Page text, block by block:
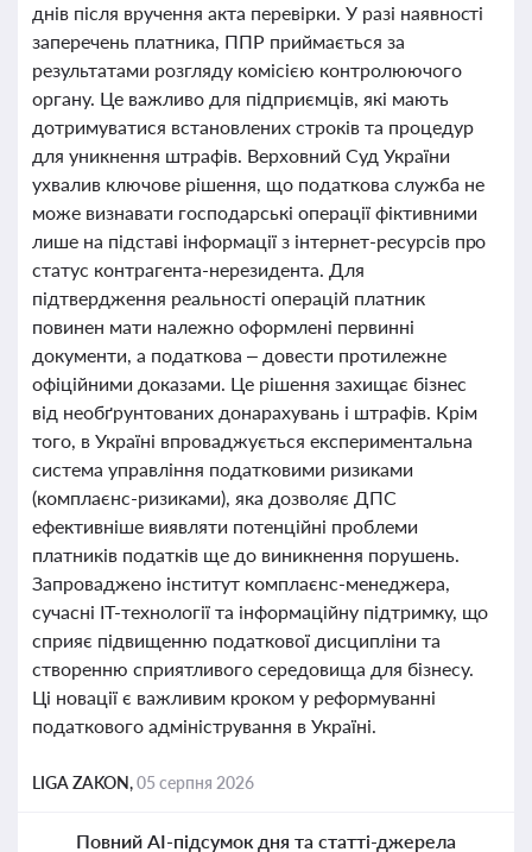
днів після вручення акта перевірки. У разі наявності
заперечень платника, ППР приймається за
результатами розгляду комісією контролюючого
органу. Це важливо для підприємців, які мають
дотримуватися встановлених строків та процедур
для уникнення штрафів. Верховний Суд України
ухвалив ключове рішення, що податкова служба не
може визнавати господарські операції фіктивними
лише на підставі інформації з інтернет-ресурсів про
статус контрагента-нерезидента. Для
підтвердження реальності операцій платник
повинен мати належно оформлені первинні
документи, а податкова – довести протилежне
офіційними доказами. Це рішення захищає бізнес
від необґрунтованих донарахувань і штрафів. Крім
того, в Україні впроваджується експериментальна
система управління податковими ризиками
(комплаєнс-ризиками), яка дозволяє ДПС
ефективніше виявляти потенційні проблеми
платників податків ще до виникнення порушень.
Запроваджено інститут комплаєнс-менеджера,
сучасні ІТ-технології та інформаційну підтримку, що
сприяє підвищенню податкової дисципліни та
створенню сприятливого середовища для бізнесу.
Ці новації є важливим кроком у реформуванні
податкового адміністрування в Україні.
LIGA ZAKON,05 серпня 2026
Повний AI-підсумок дня та статті-джерела